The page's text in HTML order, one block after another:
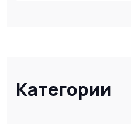
Категории